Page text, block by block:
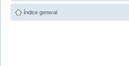
Índice general